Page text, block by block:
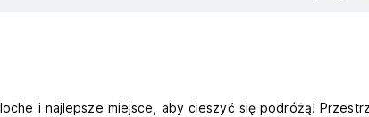
i najlepsze miejsce, aby cieszyć się podróżą!